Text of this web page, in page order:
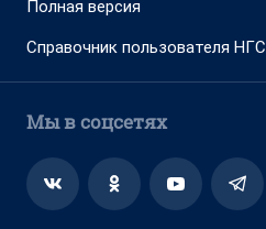
Полная версия
Справочник пользователя НГС
Мы в соцсетях